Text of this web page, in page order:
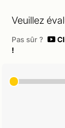
Veuillez
Pas sûr ?
!